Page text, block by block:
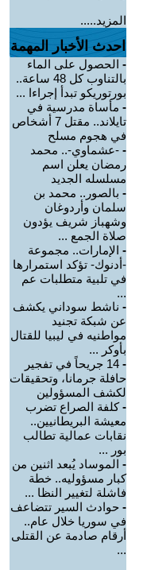
المزيد.....
احدث الأخبار المهمة
- الحصول على الماء
بالتناوب كل 48 ساعة..
بورتوريكو تبدأ إجراءا ...
- مأساة مدرسية في
تايلاند.. مقتل 7 أشخاص
في هجوم مسلح
- -عشماوي-.. محمد
رمضان يعلن اسم
مسلسله الجديد
- بالصور.. محمد بن
سلمان وأردوغان
وشهباز شريف يؤدون
صلاة الجمع ...
- الإمارات.. مجموعة
-أدنوك- تؤكد استمرارها
في تلبية متطلبات عم
...
- ناشط سوداني يكشف
عن شبكة تجنيد
مواطنيه في ليبيا للقتال
بأوكر ...
-
14 جريحاً في تفجير
حافلة جرمانا، وتحقيقات
لكشف المسؤولين
-كلفة الصراع تضرب
معيشة البريطانيين..
نقابات عمالية تطالب
بور ...
- الموساد يُبعد اثنين من
كبار مسؤوليه.. خطة
فاشلة لتغيير النظا ...
- حوادث السير تتضاعف
في سوريا خلال عام..
أرقام صادمة عن القتلى
...